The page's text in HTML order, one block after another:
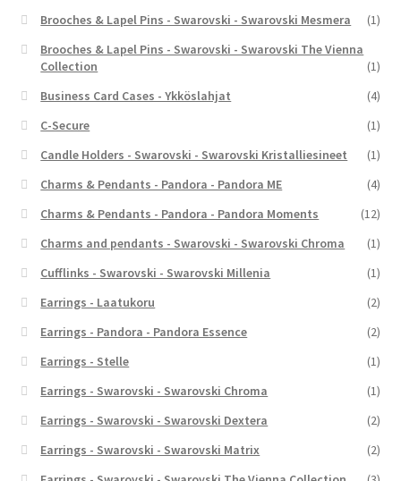
Brooches & Lapel Pins - Swarovski - Swarovski Mesmera
(1)
Brooches & Lapel Pins - Swarovski - Swarovski The Vienna
Collection
(1)
Business Card Cases - Ykköslahjat
(4)
C-Secure
(1)
Candle Holders - Swarovski - Swarovski Kristalliesineet
(1)
Charms & Pendants - Pandora - Pandora ME
(4)
Charms & Pendants - Pandora - Pandora Moments
(12)
Charms and pendants - Swarovski - Swarovski Chroma
(1)
Cufflinks - Swarovski - Swarovski Millenia
(1)
Earrings - Laatukoru
(2)
Earrings - Pandora - Pandora Essence
(2)
Earrings - Stelle
(1)
Earrings - Swarovski - Swarovski Chroma
(1)
Earrings - Swarovski - Swarovski Dextera
(2)
Earrings - Swarovski - Swarovski Matrix
(2)